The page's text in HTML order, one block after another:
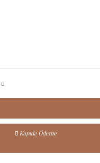
Kapıda Ödeme